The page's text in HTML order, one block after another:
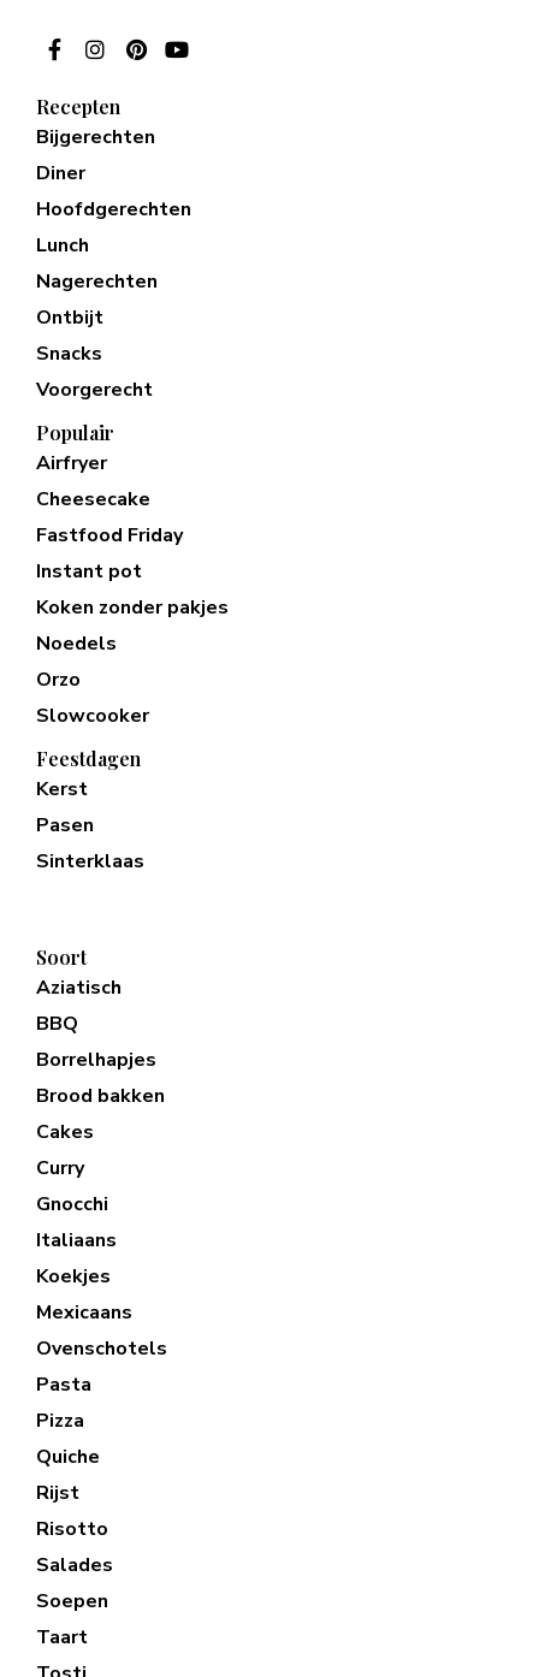
Recepten
Bijgerechten
Diner
Hoofdgerechten
Lunch
Nagerechten
Ontbijt
Snacks
Voorgerecht
Populair
Airfryer
Cheesecake
Fastfood Friday
Instant pot
Koken zonder pakjes
Noedels
Orzo
Slowcooker
Feestdagen
Kerst
Pasen
Sinterklaas
Soort
Aziatisch
BBQ
Borrelhapjes
Brood bakken
Cakes
Curry
Gnocchi
Italiaans
Koekjes
Mexicaans
Ovenschotels
Pasta
Pizza
Quiche
Rijst
Risotto
Salades
Soepen
Taart